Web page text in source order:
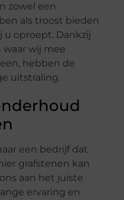
zowel een
als troost bieden
oproept. Dankzij
wij mee
hebben de
uitstraling.
een bedrijf dat
grafstenen kan
aan het juiste
ervaring en